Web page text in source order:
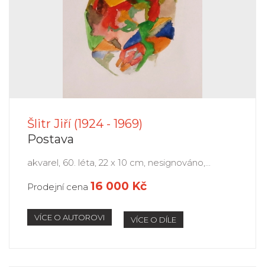
Šlitr Jiří (1924 - 1969)
Postava
akvarel, 60. léta, 22 x 10 cm, nesignováno,...
Prodejní cena 16 000 Kč
VÍCE O AUTOROVI VÍCE O DÍLE